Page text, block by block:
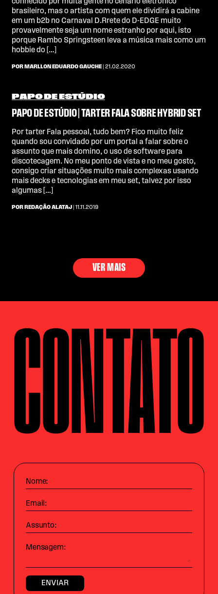
brasileiro, mas o artista com quem ele dividirá a cabine
em um b2b no Carnaval D.Rrete do D-EDGE muito
provavelmente seja um nome estranho por aqui, isto
porque Rambo Springsteen leva a música mais como um
hobbie do […]
POR MARLLON EDUARDO GAUCHE | 21.02.2020
PAPO DE ESTÚDIO
PAPO DE ESTÚDIO | TARTER FALA SOBRE HYBRID SET
Por tarter Fala pessoal, tudo bem? Fico muito feliz
quando sou convidado por um portal a falar sobre o
assunto que mais domino, o uso de software para
discotecagem. No meu ponto de vista e no meu gosto,
consigo criar situações muito mais complexas usando
mais decks e tecnologias em meu set, talvez por isso
algumas […]
POR REDAÇÃO ALATAJ | 11.11.2019
VER MAIS
CONTATO
Nome:
Email:
Assunto:
Mensagem: